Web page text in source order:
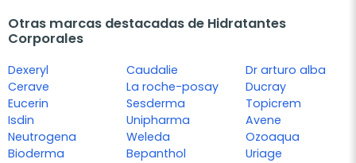
Otras marcas destacadas de Hidratantes
Corporales
Dexeryl
Cerave
Eucerin
Isdin
Neutrogena
Bioderma
Caudalie
La roche-posay
Sesderma
Unipharma
Weleda
Bepanthol
Dr arturo alba
Ducray
Topicrem
Avene
Ozoaqua
Uriage